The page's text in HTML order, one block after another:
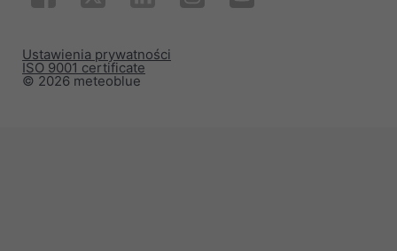
© 2026 meteoblue
ISO 9001 certificate
Ustawienia prywatności